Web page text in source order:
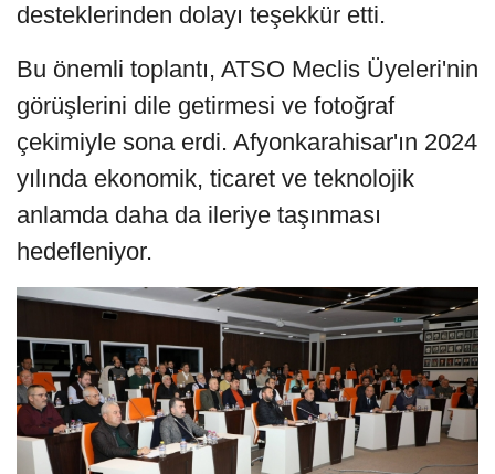
desteklerinden dolayı teşekkür etti.
Bu önemli toplantı, ATSO Meclis Üyeleri'nin
görüşlerini dile getirmesi ve fotoğraf
çekimiyle sona erdi. Afyonkarahisar'ın 2024
yılında ekonomik, ticaret ve teknolojik
anlamda daha da ileriye taşınması
hedefleniyor.